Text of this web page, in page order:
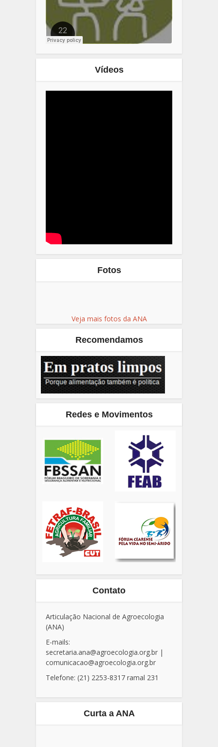
Vídeos
Fotos
Veja mais fotos da ANA
Recomendamos
Articulação Nacional de Agroecologia
(ANA)
E-mails:
secretaria.ana@agroecologia.org.br |
comunicacao@agroecologia.org.br
Telefone: (21) 2253-8317 ramal 231